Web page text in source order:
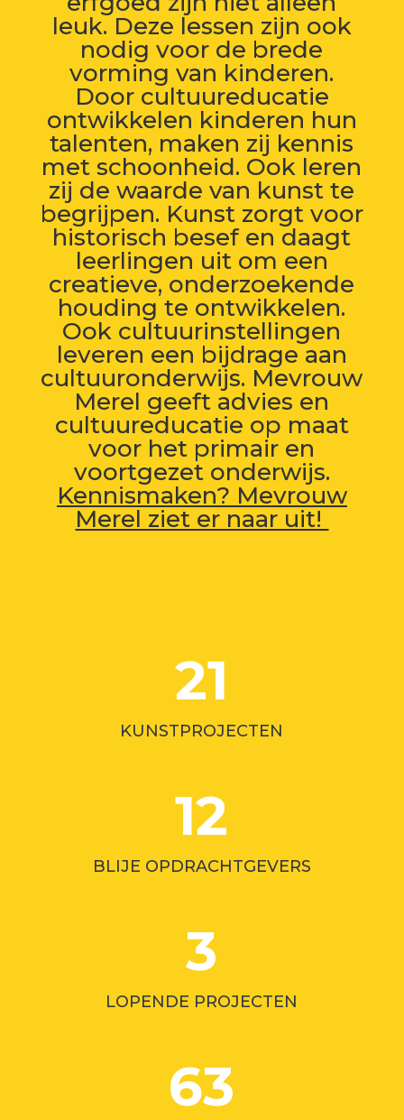
leuk. Deze lessen zijn ook
nodig voor de brede
vorming van kinderen.
Door cultuureducatie
ontwikkelen kinderen hun
talenten, maken zij kennis
met schoonheid. Ook leren
zij de waarde van kunst te
begrijpen. Kunst zorgt voor
historisch besef en daagt
leerlingen uit om een
creatieve, onderzoekende
houding te ontwikkelen.
Ook cultuurinstellingen
leveren een bijdrage aan
cultuuronderwijs. Mevrouw
Merel geeft advies en
cultuureducatie op maat
voor het primair en
voortgezet onderwijs.
Kennismaken? Mevrouw
Merel ziet er naar uit!
21
KUNSTPROJECTEN
12
BLIJE OPDRACHTGEVERS
3
LOPENDE PROJECTEN
63